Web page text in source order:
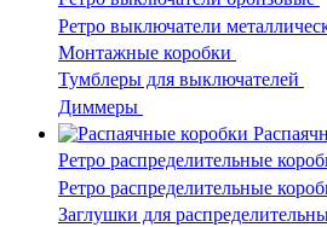
Ретро выключатели
Монтажные коробки
Тумблеры для выключателей
Диммеры
Ретро распределительные
Ретро распределительные
Заглушки для